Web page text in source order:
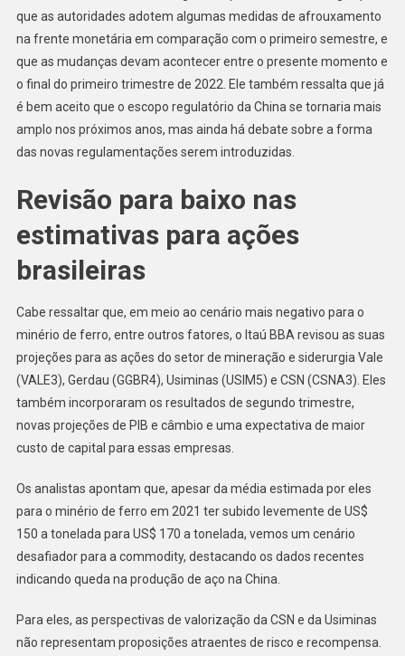
que as autoridades adotem algumas medidas de afrouxamento
na frente monetária em comparação com o primeiro semestre, e
que as mudanças devam acontecer entre o presente momento e
o final do primeiro trimestre de 2022. Ele também ressalta que já
é bem aceito que o escopo regulatório da China se tornaria mais
amplo nos próximos anos, mas ainda há debate sobre a forma
das novas regulamentações serem introduzidas.
Revisão para baixo nas
estimativas para ações
brasileiras
Cabe ressaltar que, em meio ao cenário mais negativo para o
minério de ferro, entre outros fatores, o Itaú BBA revisou as suas
projeções para as ações do setor de mineração e siderurgia Vale
(VALE3), Gerdau (GGBR4), Usiminas (USIM5) e CSN (CSNA3). Eles
também incorporaram os resultados de segundo trimestre,
novas projeções de PIB e câmbio e uma expectativa de maior
custo de capital para essas empresas.
Os analistas apontam que, apesar da média estimada por eles
para o minério de ferro em 2021 ter subido levemente de US$
150 a tonelada para US$ 170 a tonelada, vemos um cenário
desafiador para a commodity, destacando os dados recentes
indicando queda na produção de aço na China.
Para eles, as perspectivas de valorização da CSN e da Usiminas
não representam proposições atraentes de risco e recompensa.